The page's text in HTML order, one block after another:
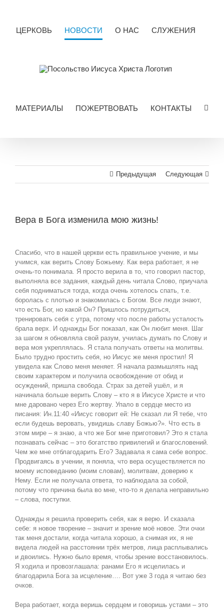
ЦЕРКОВЬ НОВОСТИ О НАС СЛУЖЕНИЯ
МАТЕРИАЛЫ ПОЖЕРТВОВАТЬ КОНТАКТЫ
Предыдущая Следующая
Вера в Бога изменила мою жизнь!
Image
Спасибо, что в нашей церкви есть правильное учение, и мы
учимся, как верить Слову Божьему. Как вера работает, я не
очень-то понимала. Я просто верила в то, что говорил пастор,
выполняла все задания, каждый день читала Слово, приучала
себя подниматься тогда, когда очень хотелось спать, т.е.
боролась с плотью и знакомилась с Богом. Все люди знают,
что есть Бог, но какой Он? Пришлось потрудиться,
тренировать себя с утра, потому что после работы усталость
брала верх. И однажды Бог показал, как Он любит меня. Шаг
за шагом я обновляла свой разум, училась думать по Слову и
вера моя укреплялась. Я стала получать ответы на молитвы.
Было трудно простить себя, но Иисус же меня простил! Я
увидела как Слово меня меняет. Я начала размышлять над
своим характером и получила освобождение от обид и
осуждений, пришла свобода. Страх за детей ушёл, и я
начинала больше верить Слову – кто я в Иисусе Христе и что
мне даровано через Его жертву. Упало в сердце место из
писания: Ин.11:40 «Иисус говорит ей: Не сказал ли Я тебе, что
если будешь веровать, увидишь славу Божью?». Что есть в
этом мире – я знаю, а что же Бог мне приготовил? Это я стала
познавать сейчас – это богатство привилегий и благословений.
Чем же мне отблагодарить Его? Задавала я сама себе вопрос.
Продвигаясь в учении, я поняла, что вера осуществляется по
моему исповеданию (моим словам), молитвам, доверию к
Нему. Если не получала ответа, то наблюдала за собой,
потому что причина была во мне, что-то я делала неправильно
– слова, поступки.
Однажды я решила проверить себя, как я верю. И сказала
себе: я новое творение – значит и зрение моё новое. Эти очки
так меня достали, когда читала хорошо, а снимая их, я не
видела людей на расстоянии трёх метров, лица расплывались
и двоились. Нужно было время, чтобы зрение восстановилось.
Я ходила и провозглашала: ранами Его я исцелилась и
благодарила Бога за исцеление…. Вот уже 3 года я читаю без
очков.
Вера работает, когда веришь сердцем и говоришь устами – это